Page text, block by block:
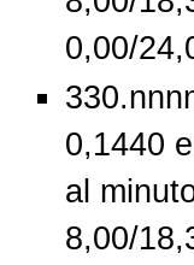
0,00/
0,1440
al
8,00/